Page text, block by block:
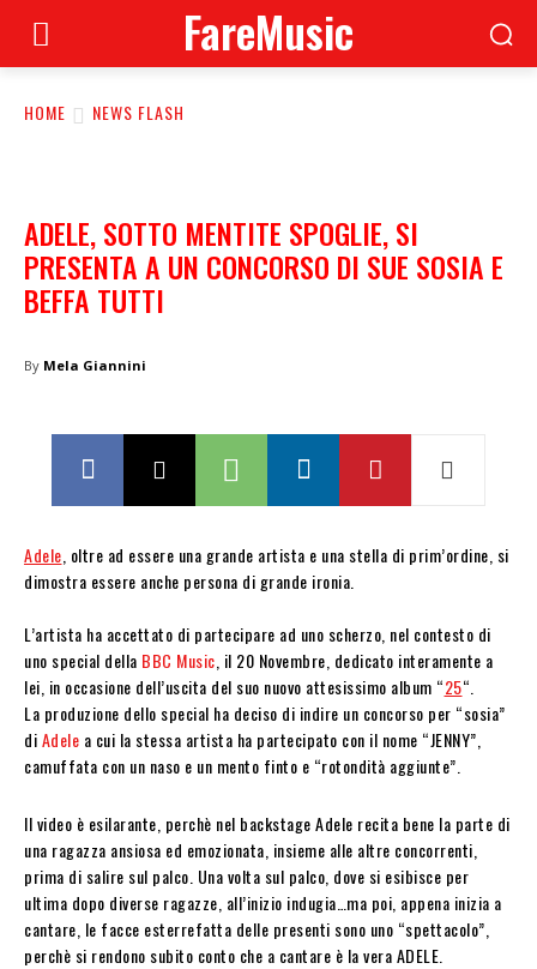
FareMusic
HOME NEWS FLASH
ADELE, SOTTO MENTITE SPOGLIE, SI
PRESENTA A UN CONCORSO DI SUE SOSIA E
BEFFA TUTTI
By Mela Giannini
Adele , oltre ad essere una grande artista e una stella di prim’ordine, si
dimostra essere anche persona di grande ironia.
L’artista ha accettato di partecipare ad uno scherzo, nel contesto di
uno special della BBC Music , il 20 Novembre, dedicato interamente a
lei, in occasione dell’uscita del suo nuovo attesissimo album “25“.
La produzione dello special ha deciso di indire un concorso per “sosia”
diAdele a cui la stessa artista ha partecipato con il nome “JENNY”,
camuffata con un naso e un mento finto e “rotondità aggiunte”.
Il video è esilarante, perchè nel backstage Adele recita bene la parte di
una ragazza ansiosa ed emozionata, insieme alle altre concorrenti,
prima di salire sul palco. Una volta sul palco, dove si esibisce per
ultima dopo diverse ragazze, all’inizio indugia…ma poi, appena inizia a
cantare, le facce esterrefatta delle presenti sono uno “spettacolo”,
perchè si rendono subito conto che a cantare è la vera ADELE.